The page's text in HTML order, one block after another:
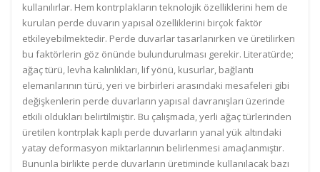
kullanılırlar. Hem kontrplakların teknolojik özelliklerini hem de
kurulan perde duvarın yapısal özelliklerini birçok faktör
etkileyebilmektedir. Perde duvarlar tasarlanırken ve üretilirken
bu faktörlerin göz önünde bulundurulması gerekir. Literatürde;
ağaç türü, levha kalınlıkları, lif yönü, kusurlar, bağlantı
elemanlarının türü, yeri ve birbirleri arasındaki mesafeleri gibi
değişkenlerin perde duvarların yapısal davranışları üzerinde
etkili oldukları belirtilmiştir. Bu çalışmada, yerli ağaç türlerinden
üretilen kontrplak kaplı perde duvarların yanal yük altındaki
yatay deformasyon miktarlarının belirlenmesi amaçlanmıştır.
Bununla birlikte perde duvarların üretiminde kullanılacak bazı